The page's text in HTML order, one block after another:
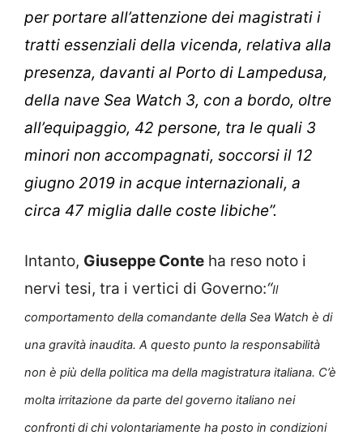
per portare all’attenzione dei magistrati i
tratti essenziali della vicenda, relativa alla
presenza, davanti al Porto di Lampedusa,
della nave Sea Watch 3, con a bordo, oltre
all’equipaggio, 42 persone, tra le quali 3
minori non accompagnati, soccorsi il 12
giugno 2019 in acque internazionali, a
circa 47 miglia dalle coste libiche”.
Intanto, Giuseppe Conte ha reso noto i
nervi tesi, tra i vertici di Governo:“Il
comportamento della comandante della Sea Watch è di
una gravità inaudita. A questo punto la responsabilità
non è più della politica ma della magistratura italiana. C’è
molta irritazione da parte del governo italiano nei
confronti di chi volontariamente ha posto in condizioni